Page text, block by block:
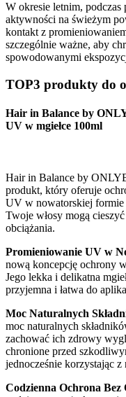
W okresie letnim,
aktywności na świeżym
kontakt z
szczególnie ważne, aby
spowodowanymi
TOP3 produkty do
Hair in Balance by
UV w mgiełce 100ml
Hair in Balance by
produkt, który oferuje
UV w nowatorskiej formie
Twoje włosy mogą
obciążania.
Promieniowanie UV w
nową koncepcję ochrony
Jego lekka i delikatna
przyjemna i łatwa do
Moc Naturalnych
moc naturalnych
zachować ich zdrowy
chronione przed
jednocześnie korzystając
Codzienna Ochrona Bez